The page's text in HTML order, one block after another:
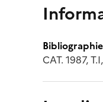
Bibliographie
CAT. 1987,